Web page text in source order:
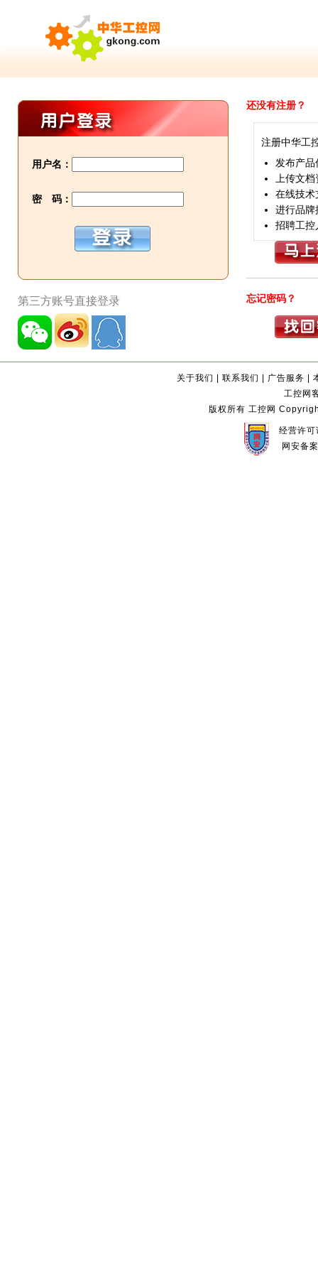
用户名：
密 码：
第三方账号直接登录
还没有注册？
注册中华工
发布产品
上传文档
在线技术
进行品牌
招聘工控
忘记密码？
关于我们 |联系我们 | 广告服务 |
工控网
版权所有 工控网
经营许
网安备